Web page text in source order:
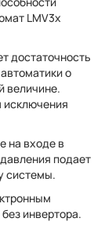
LMV3x
достаточность
о
величине.
исключения
на входе в
подает
системы.
инвертора.